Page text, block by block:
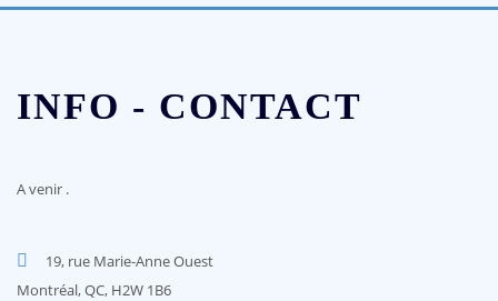
INFO - CONTACT
A venir .
19, rue Marie-Anne Ouest
Montréal, QC, H2W 1B6